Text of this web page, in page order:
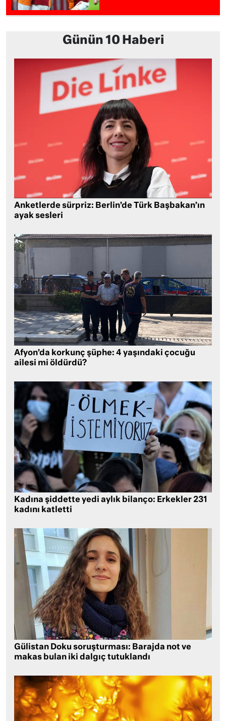
Günün 10 Haberi
Anketlerde sürpriz: Berlin’de Türk Başbakan’ın
ayak sesleri
Afyon’da korkunç şüphe: 4 yaşındaki çocuğu
ailesi mi öldürdü?
Kadına şiddette yedi aylık bilanço: Erkekler 231
kadını katletti
Gülistan Doku soruşturması: Barajda not ve
makas bulan iki dalgıç tutuklandı